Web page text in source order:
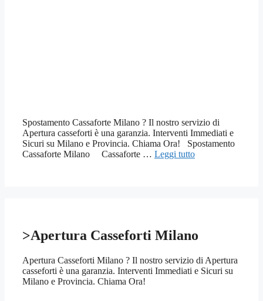
Spostamento Cassaforte Milano ? Il nostro servizio di
Apertura casseforti è una garanzia. Interventi Immediati e
Sicuri su Milano e Provincia. Chiama Ora! Spostamento
Cassaforte Milano Cassaforte … Leggi tutto
>Apertura Casseforti Milano
Apertura Casseforti Milano ? Il nostro servizio di Apertura
casseforti è una garanzia. Interventi Immediati e Sicuri su
Milano e Provincia. Chiama Ora!